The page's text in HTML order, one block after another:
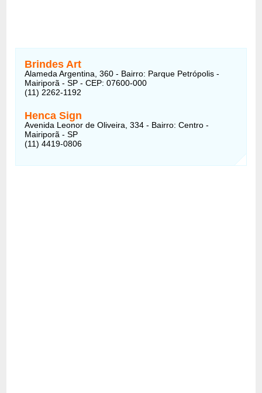
Brindes Art
Alameda Argentina, 360 - Bairro: Parque Petrópolis -
Mairiporã - SP - CEP: 07600-000
(11) 2262-1192
Henca Sign
Avenida Leonor de Oliveira, 334 - Bairro: Centro -
Mairiporã - SP
(11) 4419-0806